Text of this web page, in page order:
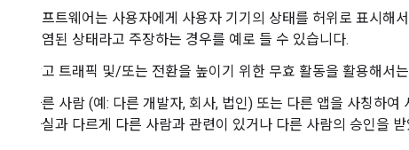
소프트웨어는 사용자에게 사용자 기기의 상태를 허위로 표시해
감염된 상태라고 주장하는 경우를 예로 들 수 있습니다.
광고 트래픽 및/또는 전환을 높이기 위한 무효 활동을 활용해서
다른 사람 (예: 다른 개발자, 회사, 법인) 또는 다른 앱을 사칭하
사실과 다르게 다른 사람과 관련이 있거나 다른 사람의 승인을